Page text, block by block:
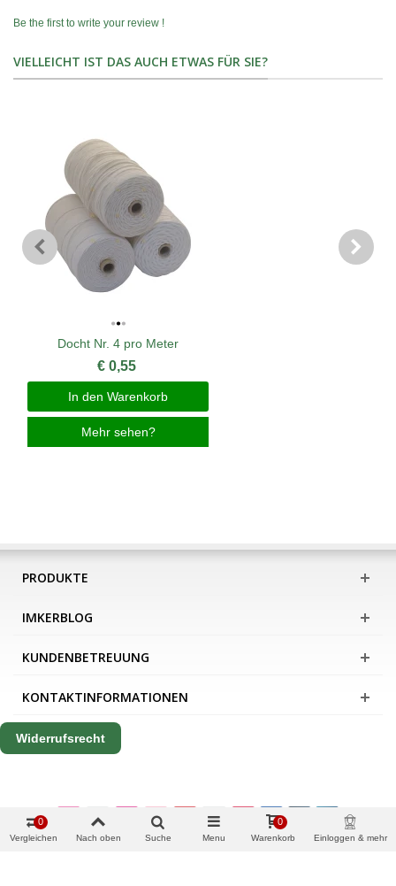
Be the first to write your review !
VIELLEICHT IST DAS AUCH ETWAS FÜR SIE?
Docht Nr. 4 pro Meter
€ 0,55
In den Warenkorb
Mehr sehen?
PRODUKTE
IMKERBLOG
KUNDENBETREUUNG
KONTAKTINFORMATIONEN
Widerrufsrecht
Vergleichen
0
Nach oben Suche Menu Warenkorb
0
Einloggen & mehr